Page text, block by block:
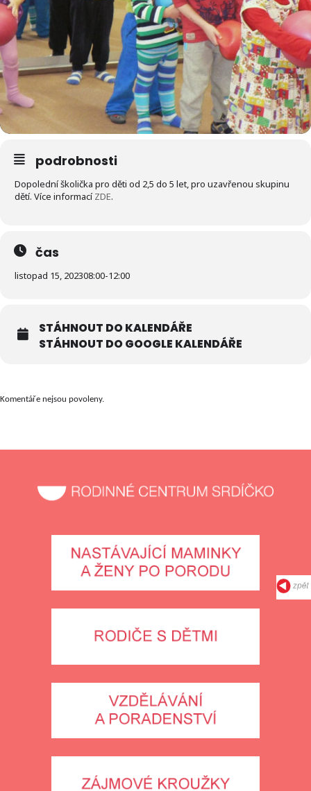
podrobnosti
Dopolední školička pro děti od 2,5 do 5 let, pro uzavřenou skupinu
dětí. Více informacíZDE.
čas
listopad 15, 202308:00-12:00
STÁHNOUT DO KALENDÁŘE
STÁHNOUT DO GOOGLE KALENDÁŘE
Komentáře nejsou povoleny.